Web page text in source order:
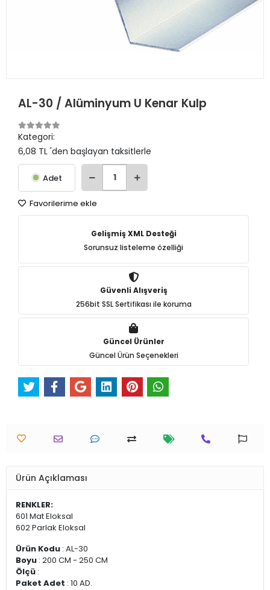
AL-30 / Alüminyum U Kenar Kulp
Kategori:
6,08 TL 'den başlayan taksitlerle
Adet
Favorilerime ekle
Gelişmiş XML Desteği
Sorunsuz listeleme özelliği
Güvenli Alışveriş
256bit SSL Sertifikası ile koruma
Güncel Ürünler
Güncel Ürün Seçenekleri
Ürün Açıklaması
RENKLER:
601 Mat Eloksal
602 Parlak Eloksal
Ürün Kodu : AL-30
Boyu : 200 CM - 250 CM
Ölçü :
Paket Adet : 10 AD.